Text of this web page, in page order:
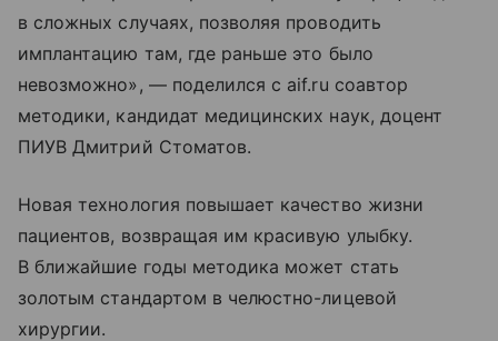
в сложных случаях, позволяя проводить
имплантацию там, где раньше это было
невозможно», — поделился с aif.ru соавтор
методики, кандидат медицинских наук, доцент
ПИУВ Дмитрий Стоматов.
Новая технология повышает качество жизни
пациентов, возвращая им красивую улыбку.
В ближайшие годы методика может стать
золотым стандартом в челюстно-лицевой
хирургии.